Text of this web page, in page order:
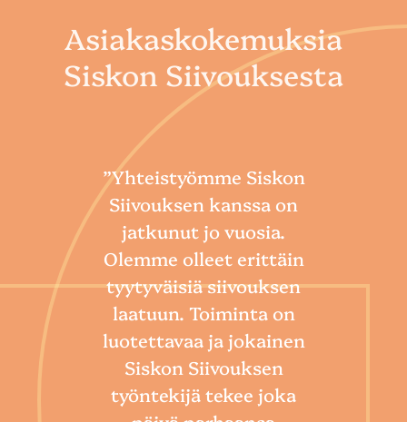
Asiakaskokemuksia
Siskon Siivouksesta
”Yhteistyömme Siskon
Siivouksen kanssa on
jatkunut jo vuosia.
Olemme olleet erittäin
tyytyväisiä siivouksen
laatuun. Toiminta on
luotettavaa ja jokainen
Siskon Siivouksen
työntekijä tekee joka